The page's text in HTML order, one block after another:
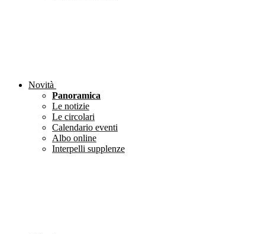
Novità
Panoramica
Le notizie
Le circolari
Calendario eventi
Albo online
Interpelli supplenze